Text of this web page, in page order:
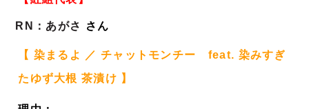
RN：あがさ さん
【 染まるよ ／ チャットモンチー
feat. 染みすぎ
たゆず大根 茶漬け 】